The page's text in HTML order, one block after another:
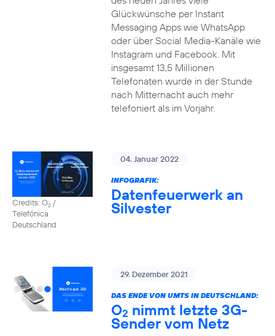
Glückwünsche per Instant
Messaging Apps wie WhatsApp
oder über Social Media-Kanäle wie
Instagram und Facebook. Mit
insgesamt 13,5 Millionen
Telefonaten wurde in der Stunde
nach Mitternacht auch mehr
telefoniert als im Vorjahr.
Credits: O2 /
Telefónica
Deutschland
04. Januar 2022
INFOGRAFIK:
Datenfeuerwerk an
Silvester
29. Dezember 2021
DAS ENDE VON UMTS IN DEUTSCHLAND:
O2 nimmt letzte 3G-
Sender vom Netz